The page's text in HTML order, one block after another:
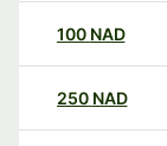
100 NAD
250 NAD